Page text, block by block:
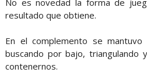
resultado que obtiene.
En el complemento se
buscando por bajo, triangulando
contenernos.